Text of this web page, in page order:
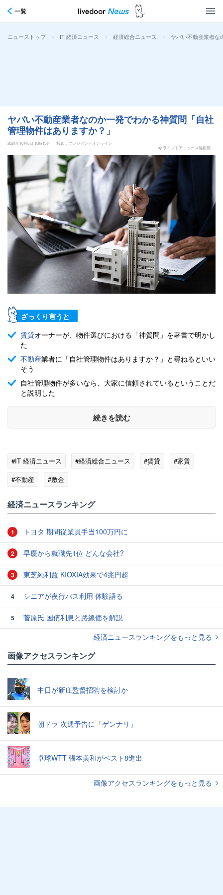
一覧
ニューストップ > IT 経済ニュース > 経済総合ニュース > ヤバい不動産業者な
ヤバい不動産業者なのか一発でわかる神質問「自社
管理物件はありますか？」
2024年10月8日 18時15分
写真：プレジデントオンライン
by ライブドアニュース編集部
ざっくり言うと
賃貸オーナーが、物件選びにおける「神質問」を著書で明かし
た
不動産業者に「自社管理物件はありますか？」と尋ねるといい
そう
自社管理物件が多いなら、大家に信頼されているということだ
と説明した
続きを読む
#IT 経済ニュース #経済総合ニュース #賃貸
#家賃
#不動産
#敷金
経済ニュースランキング
1 トヨタ 期間従業員手当100万円に
2 早慶から就職先1位 どんな会社?
3 東芝純利益 KIOXIA効果で4兆円超
4 シニアが夜行バス利用 体験語る
5
菅原氏 国債利息と路線価を解説
経済ニュースランキングをもっと見る
画像アクセスランキング
中日が新庄監督招聘を検討か
朝ドラ 次週予告に「ゲンナリ」
卓球WTT 張本美和がベスト8進出
画像アクセスランキングをもっと見る